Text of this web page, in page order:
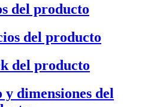
del producto
del producto
del producto
y dimensiones del